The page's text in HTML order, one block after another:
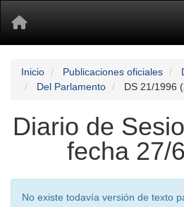
Inicio Publicaciones oficiales
Del Parlamento
DS 21/1996
Diario de
fecha 27/
No existe todavía versión de texto